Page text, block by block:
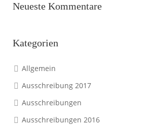
Neueste Kommentare
Kategorien
Allgemein
Ausschreibung 2017
Ausschreibungen
Ausschreibungen 2016